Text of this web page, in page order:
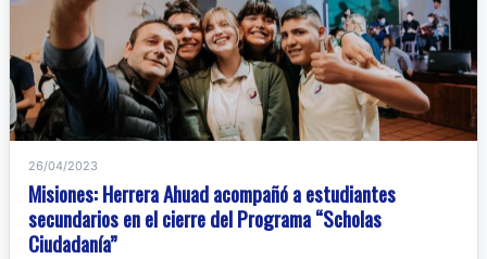
26/04/2023
Misiones: Herrera Ahuad acompañó a estudiantes
secundarios en el cierre del Programa “Scholas
Ciudadanía”